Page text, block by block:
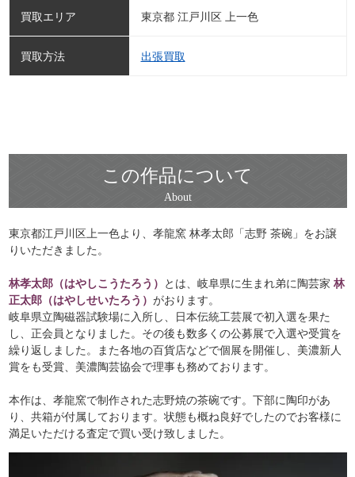
買取エリア 東京都 江戸川区 上一色
買取方法 出張買取
この作品について
東京都江戸川区上一色より、孝龍窯 林孝太郎「志野 茶碗」をお譲
りいただきました。
林孝太郎（はやしこうたろう） とは、岐阜県に生まれ弟に陶芸家 林
正太郎（はやしせいたろう） がおります。
岐阜県立陶磁器試験場に入所し、日本伝統工芸展で初入選を果た
し、正会員となりました。その後も数多くの公募展で入選や受賞を
繰り返しました。また各地の百貨店などで個展を開催し、美濃新人
賞をも受賞、美濃陶芸協会で理事も務めております。
本作は、孝龍窯で制作された志野焼の茶碗です。下部に陶印があ
り、共箱が付属しております。状態も概ね良好でしたのでお客様に
満足いただける査定で買い受け致しました。